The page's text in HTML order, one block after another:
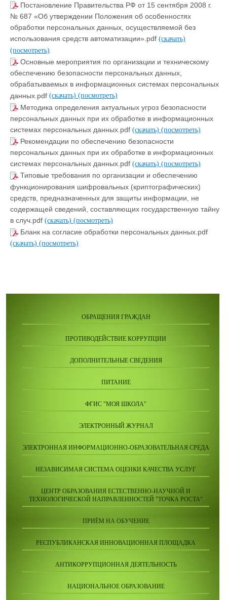
Постановление Правительства РФ от 15 сентября 2008 г.
№ 687 «Об утверждении Положения об особенностях
обработки персональных данных, осуществляемой без
использования средств автоматизации».pdf (скачать)
(посмотреть)
Основные мероприятия по организации и техническому
обеспечению безопасности персональных данных,
обрабатываемых в информационных системах персональных
данных.pdf (скачать) (посмотреть)
Методика определения актуальных угроз безопасности
персональных данных при их обработке в информационных
системах персональных данных.pdf (скачать) (посмотреть)
Рекомендации по обеспечению безопасности
персональных данных при их обработке в информационных
системах персональных данных.pdf (скачать) (посмотреть)
Типовые требования по организации и обеспечению
функционирования шифровальных (криптографических)
средств, предназначенных для защиты информации, не
содержащей сведений, составляющих государственную тайну
в случ.pdf (скачать) (посмотреть)
Бланк на согласие обработки персональных данных.pdf
(скачать) (посмотреть)
ОБРАЩЕНИЯ ГРАЖДАН
ПРОТИВОДЕЙСТВИЕ КОРРУПЦИИ
ДОПОЛНИТЕЛЬНЫЕ СВЕДЕНИЯ
ПИТАНИЕ
ФГИС "МОЯ ШКОЛА"
ЭЛЕКТРОННЫЙ ЖУРНАЛ
ЭЛЕКТРОННАЯ ИНФОРМАЦИОННО-ОБРАЗОВАТЕЛЬНАЯ СРЕДА
НЕЗАВИСИМАЯ СИСТЕМА ОЦЕНКИ КАЧЕСТВА УСЛУГ
ЦЕНТР ОБРАЗОВАНИЯ ЕСТЕСТВЕННО-НАУЧНОЙ И
ТЕХНОЛОГИЧЕСКОЙ НАПРАВЛЕННОСТЕЙ "ТОЧКА РОСТА"
ПРИЁМ НА ОБУЧЕНИЕ
РЕСПУБЛИКАНСКАЯ ИННОВАЦИОННАЯ ПЛОЩАДКА
АНТИКОРРУПЦИОННАЯ ДЕЯТЕЛЬНОСТЬ
НАЦИОНАЛЬНОЕ ОБРАЗОВАНИЕ